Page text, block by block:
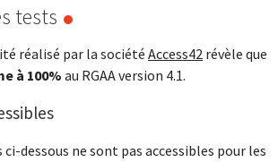
tests
réalisé par la société Access42 révèle que
à 100% au RGAA version 4.1.
dessous ne sont pas accessibles pour les